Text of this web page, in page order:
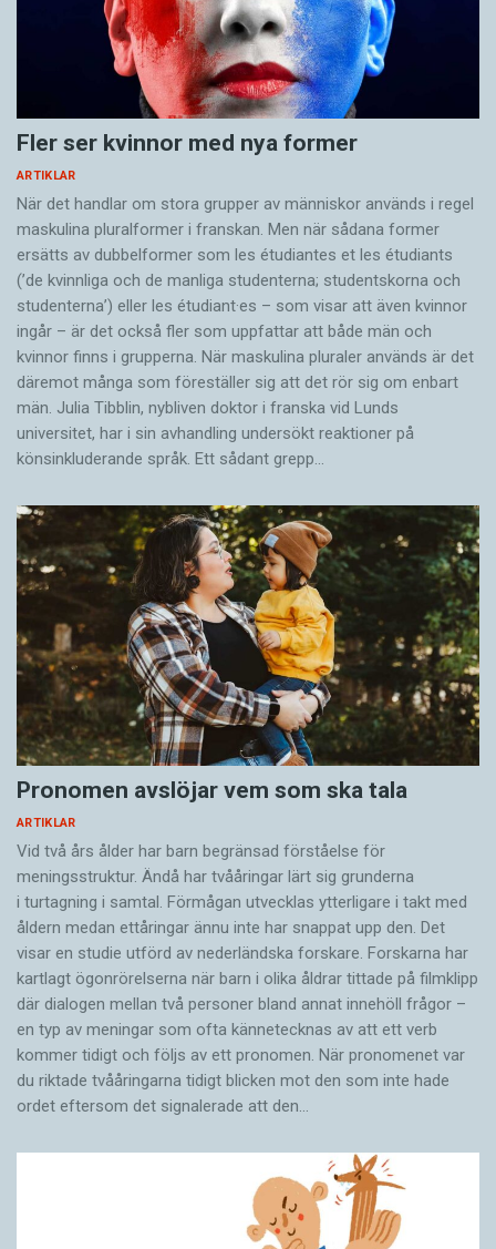
Fler ser kvinnor med nya former
ARTIKLAR
När det handlar om stora grupper av människor används i regel
maskulina pluralformer i franskan. Men när sådana ­former
ersätts av dubbel­former som les étudiantes et les étudiants
(’de kvinnliga och de manliga studenterna; studentskorna och
studenterna’) eller les étudiant·es – som visar att även kvinnor
ingår – är det också fler som uppfattar att både män och
kvinnor finns i grupperna. När maskulina pluraler används är det
där­emot många som föreställer sig att det rör sig om enbart
män. Julia Tibblin, nybliven doktor i franska vid Lunds
universitet, har i sin avhandling undersökt reaktioner på
könsinkluderande språk. Ett sådant grepp…
Pronomen avslöjar vem som ska tala
ARTIKLAR
Vid två års ålder har barn begränsad förståelse för
meningsstruktur. Ändå har tvååringar lärt sig grunderna
i turtagning i samtal. Förmågan utvecklas ytterligare i takt med
åldern medan ettåringar ännu inte har snappat upp den. Det
visar en studie utförd av nederländska forskare. Forskarna har
kartlagt ögonrörelserna när barn i olika åldrar tittade på filmklipp
där dialogen mellan två personer bland annat innehöll frågor –
en typ av meningar som ofta kännetecknas av att ett verb
kommer tidigt och följs av ett pronomen. När pronomenet var
du riktade tvååringarna tidigt blicken mot den som inte hade
ordet eftersom det ­signalerade att den…